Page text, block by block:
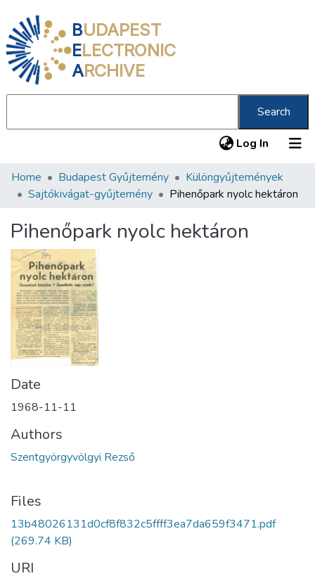
BUDAPEST
ELECTRONIC
ARCHIVE
Search
Log In (current)
Communities & Collections
Statistics
About us
Home Budapest Gyűjtemény
Különgyűjtemények
Sajtókivágat-gyűjtemény
Pihenőpark nyolc hektáron
Pihenőpark nyolc hektáron
Date
1968-11-11
Authors
Szentgyörgyvölgyi Rezső
Files
13b48026131d0cf8f832c5ffff3ea7da659f3471.pdf
(269.74 KB)
URI